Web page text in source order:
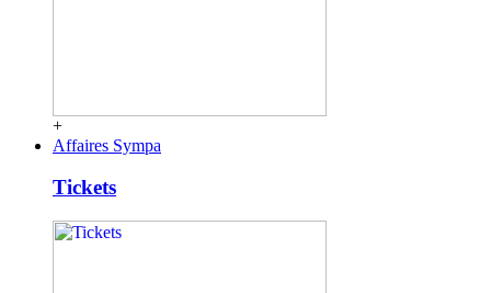
+
Affaires Sympa
Tickets